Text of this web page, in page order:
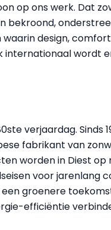
op ons werk. Dat
bekroond,
design,
wordt
verjaardag.
fabrikant van
worden in Diest
voor jarenlang
een groenere
efficiëntie